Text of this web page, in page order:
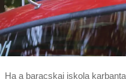
Ha a baracskai iskola